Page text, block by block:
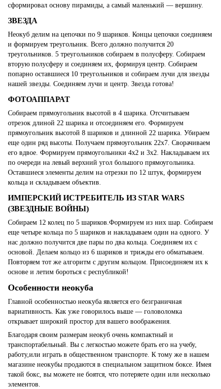
сформировал основу пирамиды, а самый маленький — вершину.
ЗВЕЗДА
Неокуб делим на цепочки по 9 шариков. Концы цепочки соединяем
и формируем треугольник. Всего должно получится 20
треугольников. 5 треугольников собираем в полусферу. Собираем
вторую полусферу и соединяем их, формируя центр. Собираем
попарно оставшиеся 10 треугольников и собираем лучи для звезды
нашей звезды. Соединяем лучи и центр. Звезда готова!
ФОТОАППАРАТ
Собираем прямоугольник высотой в 4 шарика. Отсчитываем
отрезок длиной 22 шарика и отсоединяем его. Формируем
прямоугольник высотой 8 шариков и длинной 22 шарика. Убираем
еще один ряд высоты. Получаем прямоугольник 22х7. Сворачиваем
его вдвое. Формируем прямоугольники 4х2 и 3х2. Накладываем их
по очереди на левый верхний угол большого прямоугольника.
Оставшиеся элементы делим на отрезки по 12 штук, формируем
кольца и складываем объектив.
ИМПЕРСКИЙ ИСТРЕБИТЕЛЬ ИЗ STAR WARS
(ЗВЕЗДНЫЕ ВОЙНЫ)
Собираем 12 колец по 5 шариков.Формируем из них шар. Собираем
еще четыре кольца по 5 шариков и накладываем один на одного. У
нас должно получится две пары по два кольца. Соединяем их с
основой. Делаем кольцо из 6 шариков и трижды его обматываем.
Повторяем тот же алгоритм с другим кольцом. Присоединяем их к
основе и летим бороться с республикой!
Особенности неокуба
Главной особенностью неокуба является его безграничная
вариативность. Как уже говорилось выше — головоломка
открывает широкий простор для вашего воображения.
Благодаря своим размерам неокуб очень компактный и
транспортабельный. Вы с легкостью можете брать его на учебу,
работу,или играть в общественном транспорте. К тому же в нашем
магазине неокубы продаются в специальном защитном боксе. Имея
такой бокс, вы можете не боятся, что потеряете один или несколько
элементов.